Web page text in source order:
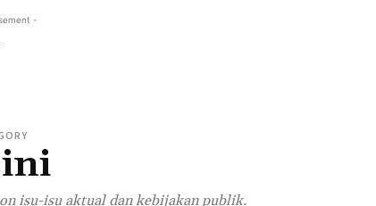
-
isu-isu aktual dan kebijakan publik.